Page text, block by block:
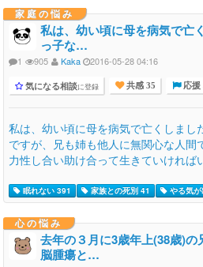
家庭の悩み
私は、幼い頃に母を病気で亡
っ子な…
1 905 Kaka 2016-05-28 04:16
気になる相談に登録 共感 35 応援
私は、幼い頃に母を病気で亡くしまし
ですが、兄も姉も他人に無関心な人間
力性し合い助け合って生きていければ
眠れない 391 家族との死別 41 やる気
心の悩み
去年の３月に3歳年上(38歳)の
脳腫瘍と…